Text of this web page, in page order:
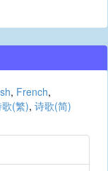
, French,
(繁), 诗歌(简)